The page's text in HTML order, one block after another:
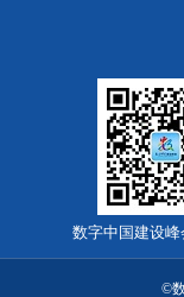
数字中国建设
©